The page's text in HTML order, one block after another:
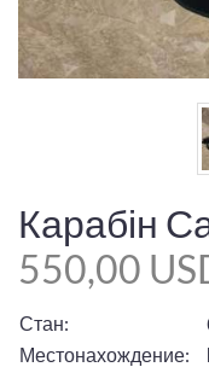
Карабін
550,00
Стан:
Местонахождение: